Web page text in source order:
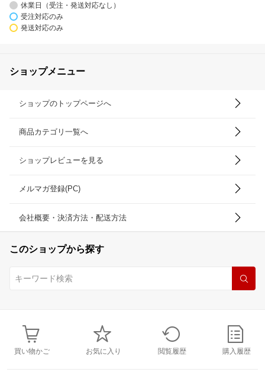
休業日（受注・発送対応なし）
受注対応のみ
発送対応のみ
ショップメニュー
ショップのトップページへ
商品カテゴリ一覧へ
ショップレビューを見る
メルマガ登録(PC)
会社概要・決済方法・配送方法
このショップから探す
買い物かご お気に入り 閲覧履歴 購入履歴